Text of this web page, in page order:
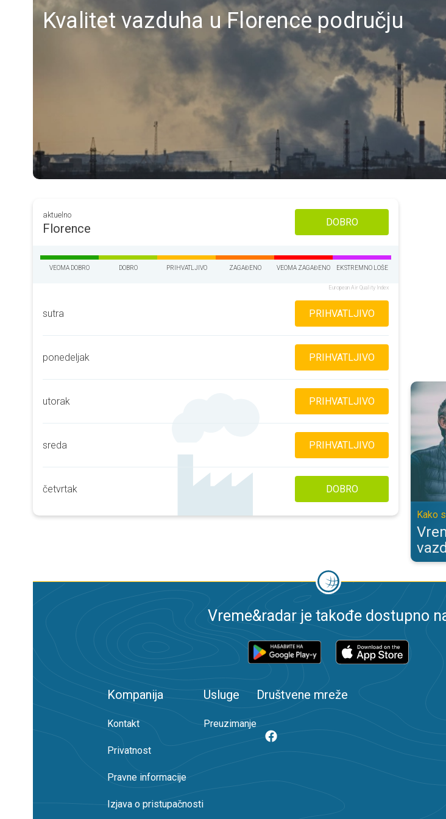
Kvalitet vazduha u Florence području
aktuelno
Florence DOBRO
VEOMA DOBRO DOBRO PRIHVATLJIVO ZAGAĐENO VEOMA ZAGAĐENO EKSTREMNO LOŠE
European Air Quality Index
sutra PRIHVATLJIVO
ponedeljak PRIHVATLJIVO
utorak PRIHVATLJIVO
sreda PRIHVATLJIVO
četvrtak DOBRO
Kako
Vreme&radar je takođe dostupno
Kompanija
Kontakt
Privatnost
Pravne informacije
Izjava o pristupačnosti
Usluge
Preuzimanje
Društvene mreže